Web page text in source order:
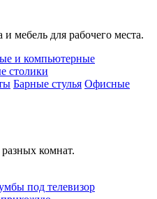
мебель для рабочего места.
и компьютерные
столики
Барные стулья Офисные
комнат.
под телевизор